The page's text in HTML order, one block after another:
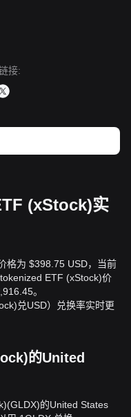
接:
(xStock)实
格为 $398.75 USD，当前
ETF (xStock)价
。
兑USD）兑换率实时更
的United
的United States